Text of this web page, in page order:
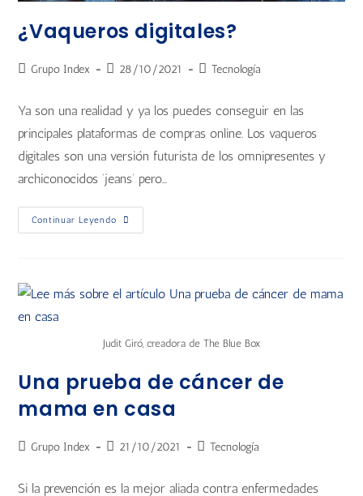
¿Vaqueros digitales?
Grupo Index 28/10/2021 Tecnología
Ya son una realidad y ya los puedes conseguir en las
principales plataformas de compras online. Los vaqueros
digitales son una versión futurista de los omnipresentes y
archiconocidos ‘jeans’ pero…
Continuar Leyendo
Judit Giró, creadora de The Blue Box
Una prueba de cáncer de
mama en casa
Grupo Index 21/10/2021 Tecnología
Si la prevención es la mejor aliada contra enfermedades